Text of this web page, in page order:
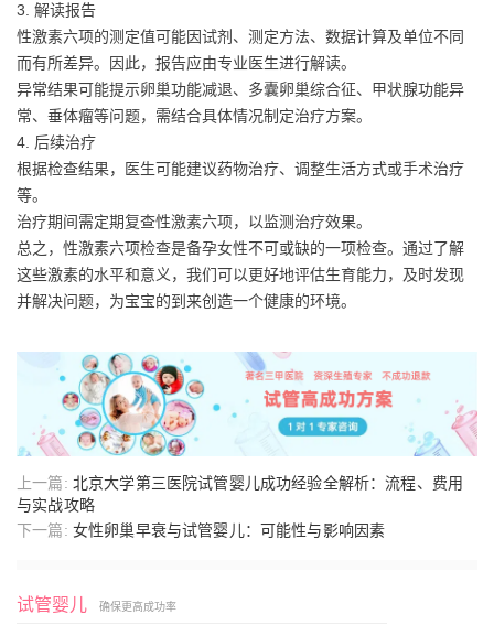
3. 解读报告
性激素六项的测定值可能因试剂、测定方法、数据计算及单位不同
而有所差异。因此，报告应由专业医生进行解读。
异常结果可能提示卵巢功能减退、多囊卵巢综合征、甲状腺功能异
常、垂体瘤等问题，需结合具体情况制定治疗方案。
4. 后续治疗
根据检查结果，医生可能建议药物治疗、调整生活方式或手术治疗
等。
治疗期间需定期复查性激素六项，以监测治疗效果。
总之，性激素六项检查是备孕女性不可或缺的一项检查。通过了解
这些激素的水平和意义，我们可以更好地评估生育能力，及时发现
并解决问题，为宝宝的到来创造一个健康的环境。
上一篇: 北京大学第三医院试管婴儿成功经验全解析：流程、费用
与实战攻略
下一篇: 女性卵巢早衰与试管婴儿：可能性与影响因素
试管婴儿 确保更高成功率